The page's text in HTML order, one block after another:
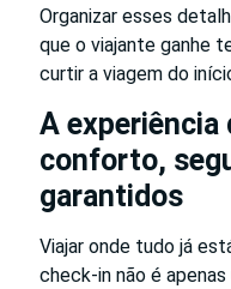
Organizar esses
que o viajante ganhe
curtir a viagem do
A experiência
conforto,
garantidos
Viajar onde tudo já
check-in não é